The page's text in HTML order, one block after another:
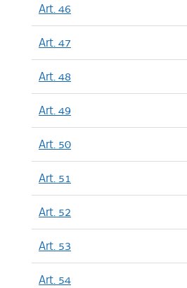
Art. 46
Art. 47
Art. 48
Art. 49
Art. 50
Art. 51
Art. 52
Art. 53
Art. 54